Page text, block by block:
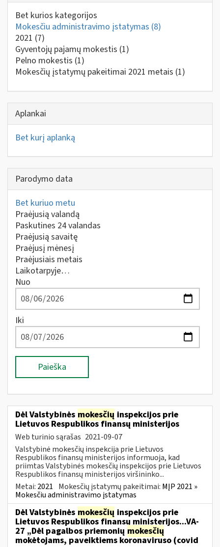
Bet kurios kategorijos
Mokesčiu administravimo įstatymas (8)
2021 (7)
Gyventojų pajamų mokestis (1)
Pelno mokestis (1)
Mokesčių įstatymų pakeitimai 2021 metais (1)
Aplankai
Bet kurį aplanką
Parodymo data
Bet kuriuo metu
Praėjusią valandą
Paskutines 24 valandas
Praėjusią savaitę
Praėjusį mėnesį
Praėjusiais metais
Laikotarpyje…
Nuo
Iki
Paieška
Dėl Valstybinės mokesčių inspekcijos prie
Lietuvos Respublikos finansų ministerijos
Web turinio sąrašas 2021-09-07
Valstybinė mokesčių inspekcija prie Lietuvos
Respublikos finansų ministerijos informuoja, kad
priimtas Valstybinės mokesčių inspekcijos prie Lietuvos
Respublikos finansų ministerijos viršininko...
Metai: 2021 Mokesčių įstatymų pakeitimai: MĮP 2021 »
Mokesčiu administravimo įstatymas
Dėl Valstybinės mokesčių inspekcijos prie
Lietuvos Respublikos finansų ministerijos...VA-
27 „Dėl pagalbos priemonių mokesčių
mokėtojams, paveiktiems koronaviruso (covid